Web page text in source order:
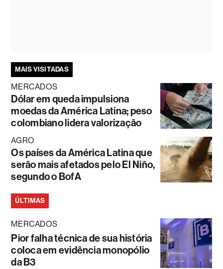
MAIS VISITADAS
MERCADOS
Dólar em queda impulsiona
moedas da América Latina; peso
colombiano lidera valorização
AGRO
Os países da América Latina que
serão mais afetados pelo El Niño,
segundo o BofA
ÚLTIMAS
MERCADOS
Pior falha técnica de sua história
coloca em evidência monopólio
da B3